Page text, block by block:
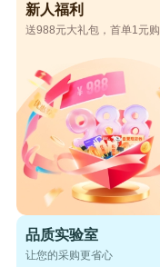
新人福利
送988元大礼包，首单1元购
品质实验室
让您的采购更省心